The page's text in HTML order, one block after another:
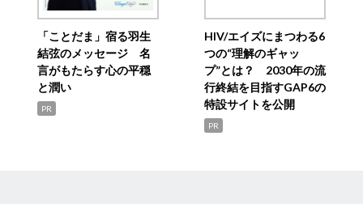
「ことだま」宿る羽生
結弦のメッセージ 名
言がもたらす心の平穏
と潤い
PR
HIV/エイズにまつわる6
つの“理解のギャッ
プ”とは？ 2030年の流
行終結を目指すGAP6の
特設サイトを公開
PR